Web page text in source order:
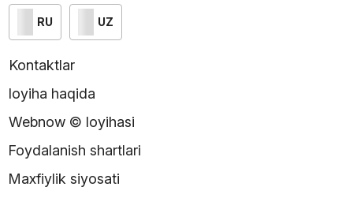
RU UZ
Kontaktlar
loyiha haqida
Webnow © loyihasi
Foydalanish shartlari
Maxfiylik siyosati